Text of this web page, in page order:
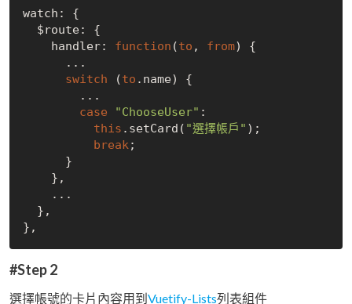
watch: {
    handler:
function (to , from) {
switch (to .name) {
case
"ChooseUser" :
this .setCard( "選擇帳戶" );
break;
#Step 2
選擇帳號的卡片內容用到Vuetify-Lists列表組件